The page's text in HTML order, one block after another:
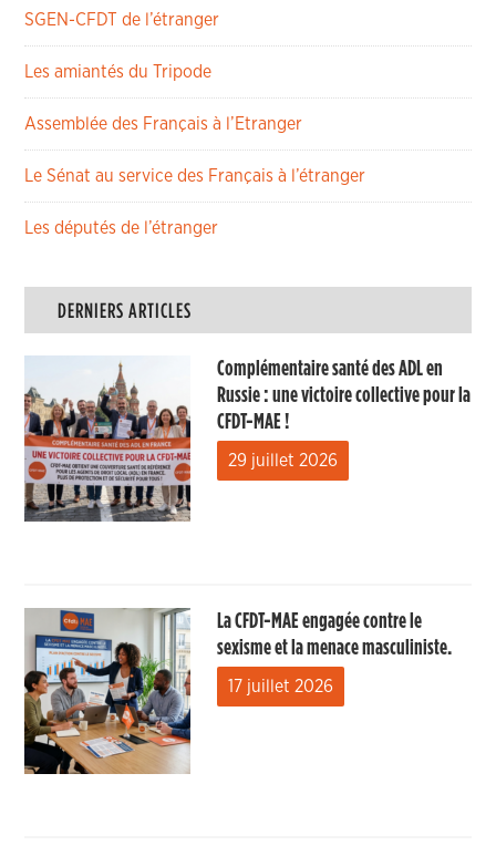
SGEN-CFDT de l’étranger
Les amiantés du Tripode
Assemblée des Français à l’Etranger
Le Sénat au service des Français à l’étranger
Les députés de l’étranger
DERNIERS ARTICLES
Complémentaire santé des ADL en
Russie : une victoire collective pour la
CFDT-MAE !
29 juillet 2026
La CFDT-MAE engagée contre le
sexisme et la menace masculiniste.
17 juillet 2026